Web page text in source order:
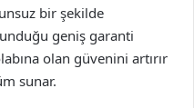
bir şekilde
geniş garanti
olan güvenini artırır
sunar.